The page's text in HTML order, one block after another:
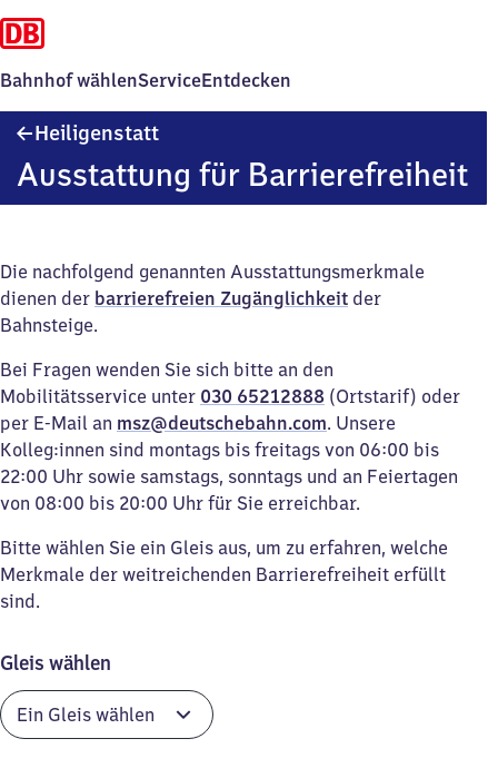
Bahnhof wählenServiceEntdecken
Heiligenstatt
Ausstattung für Barrierefreiheit
Die nachfolgend genannten Ausstattungsmerkmale
dienen der barrierefreien Zugänglichkeit der
Bahnsteige.
Bei Fragen wenden Sie sich bitte an den
Mobilitätsservice unter 030 65212888 (Ortstarif) oder
per E-Mail an msz@deutschebahn.com. Unsere
Kolleg:innen sind montags bis freitags von 06:00 bis
22:00 Uhr sowie samstags, sonntags und an Feiertagen
von 08:00 bis 20:00 Uhr für Sie erreichbar.
Bitte wählen Sie ein Gleis aus, um zu erfahren, welche
Merkmale der weitreichenden Barrierefreiheit erfüllt
sind.
Gleis wählen